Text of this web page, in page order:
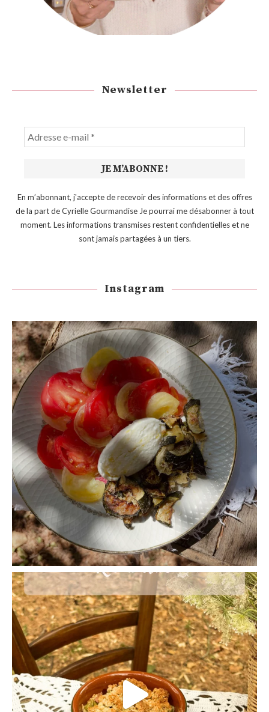
Newsletter
En m’abonnant, j'accepte de recevoir des informations et des offres
de la part de Cyrielle Gourmandise Je pourrai me désabonner à tout
moment. Les informations transmises restent confidentielles et ne
sont jamais partagées à un tiers.
Instagram